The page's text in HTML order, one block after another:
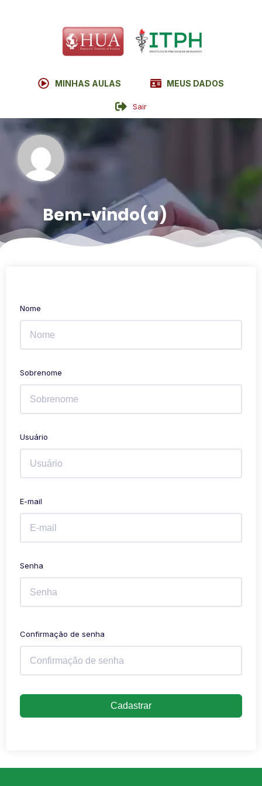
MINHAS AULAS MEUS DADOS
Sair
Bem-vindo(a)
Nome
Sobrenome
Usuário
E-mail
Senha
Confirmação de senha
Cadastrar